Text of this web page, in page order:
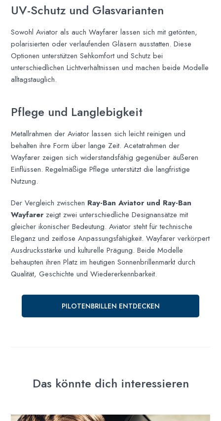
UV-Schutz und Glasvarianten
Sowohl Aviator als auch Wayfarer lassen sich mit getönten,
polarisierten oder verlaufenden Gläsern ausstatten. Diese
Optionen unterstützen Sehkomfort und Schutz bei
unterschiedlichen Lichtverhältnissen und machen beide Modelle
alltagstauglich.
Pflege und Langlebigkeit
Metallrahmen der Aviator lassen sich leicht reinigen und
behalten ihre Form über lange Zeit. Acetatrahmen der
Wayfarer zeigen sich widerstandsfähig gegenüber äußeren
Einflüssen. Regelmäßige Pflege unterstützt die langfristige
Nutzung.
Der Vergleich zwischen Ray-Ban Aviator und Ray-Ban
Wayfarer zeigt zwei unterschiedliche Designansätze mit
gleicher ikonischer Bedeutung. Aviator steht für technische
Eleganz und zeitlose Anpassungsfähigkeit. Wayfarer verkörpert
Ausdrucksstärke und kulturelle Prägung. Beide Modelle
behaupten ihren Platz im heutigen Sonnenbrillenmarkt durch
Qualität, Geschichte und Wiedererkennbarkeit.
PILOTENBRILLEN ENTDECKEN
Das könnte dich interessieren